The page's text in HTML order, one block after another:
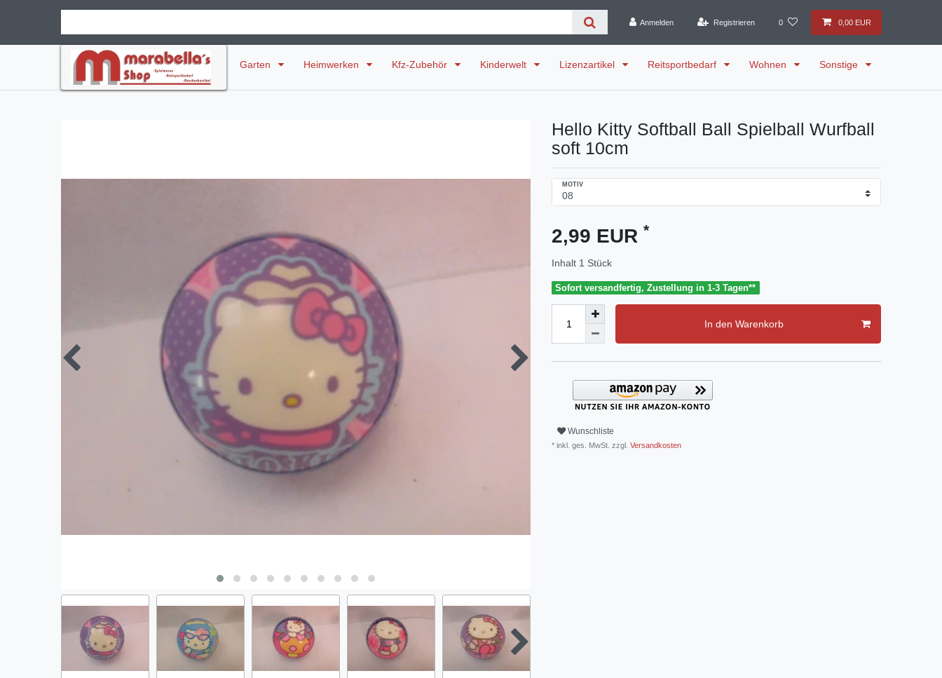
Anmelden Registrieren 0 0,00 EUR
Garten Heimwerken Kfz-Zubehör Kinderwelt Lizenzartikel Reitsportbedarf Wohnen Sonstige
Hello Kitty Softball Ball Spielball Wurfball
soft 10cm
MOTIV
2,99 EUR *
Inhalt 1 Stück
Sofort versandfertig, Zustellung in 1-3 Tagen**
In den Warenkorb
Wunschliste
* inkl. ges. MwSt. zzgl. Versandkosten